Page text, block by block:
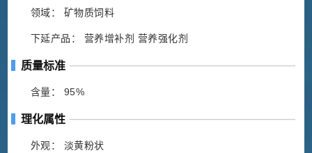
领域： 矿物质饲料
下延产品： 营养增补剂 营养强化剂
质量标准
含量： 95%
理化属性
外观： 淡黄粉状